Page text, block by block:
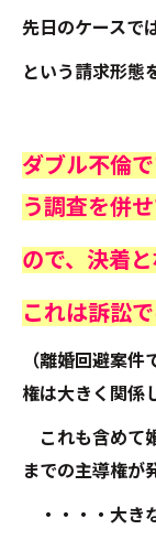
先日のケースで
という請求形態
ダブル不倫
う調査を併
ので、決着と
これは訴訟
（離婚回避案
権は大きく関係
これも含めて
までの主導権が
・・・・大き